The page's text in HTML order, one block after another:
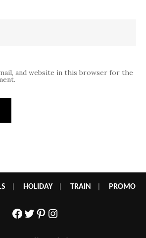
and website in this browser for the
HOLIDAY| TRAIN PROMO
Facebook
Twitter
Pinterest
Instagram